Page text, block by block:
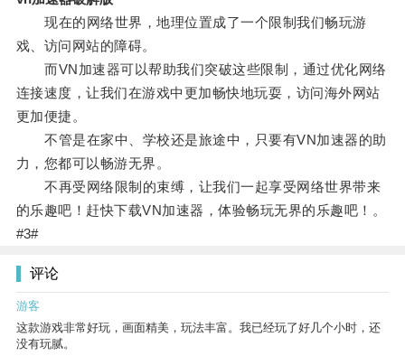
现在的网络世界，地理位置成了一个限制我们畅玩游
戏、访问网站的障碍。
而VN加速器可以帮助我们突破这些限制，通过优化网络
连接速度，让我们在游戏中更加畅快地玩耍，访问海外网站
更加便捷。
不管是在家中、学校还是旅途中，只要有VN加速器的助
力，您都可以畅游无界。
不再受网络限制的束缚，让我们一起享受网络世界带来
的乐趣吧！赶快下载VN加速器，体验畅玩无界的乐趣吧！。
#3#
评论
游客
这款游戏非常好玩，画面精美，玩法丰富。我已经玩了好几个小时，还
没有玩腻。